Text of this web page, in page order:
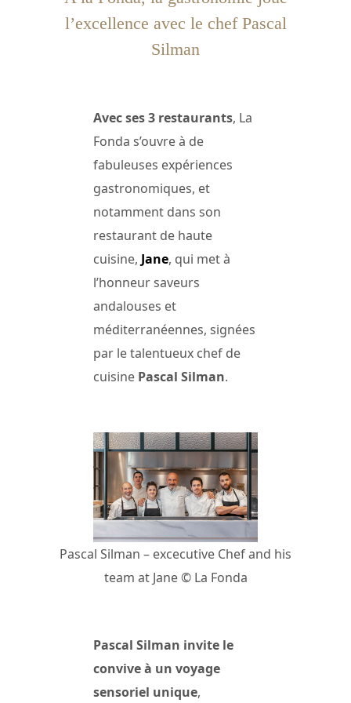
l’excellence avec le chef Pascal
Silman
Avec ses 3 restaurants, La
Fonda s’ouvre à de
fabuleuses expériences
gastronomiques, et
notamment dans son
restaurant de haute
cuisine, Jane, qui met à
l’honneur saveurs
andalouses et
méditerranéennes, signées
par le talentueux chef de
cuisine Pascal Silman.
Pascal Silman – excecutive Chef and his
team at Jane © La Fonda
Pascal Silman invite le
convive à un voyage
sensoriel unique,